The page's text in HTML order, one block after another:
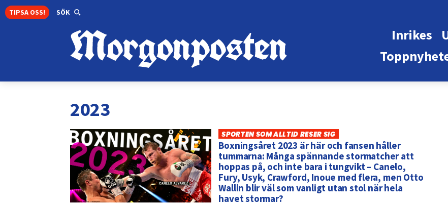
TIPSA OSS! SÖK
Inrikes
2023
SPORTEN SOM ALLTID RESER SIG
Boxningsåret 2023 är här och fansen håller
tummarna: Många spännande stormatcher att
hoppas på, och inte bara i tungvikt – Canelo,
Fury, Usyk, Crawford, Inoue med flera, men Otto
Wallin blir väl som vanligt utan stol när hela
havet stormar?